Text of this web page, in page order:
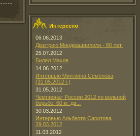
Интересно
06.06.2013
Дмитрию Миндиашвилили - 80 лет.
25.07.2012
Билял Махов
14.06.2012
Интервью Мингияна Семёнова
(31.05.2012 г.)
31.05.2012
Чемпионат России 2012 по вольной
борьбе. 60 кг. дв...
30.03.2012
Интервью Альберта Саритова
29.03.2012
11.03.2012